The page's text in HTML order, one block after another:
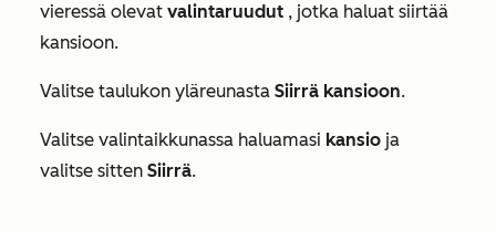
vieressä olevat valintaruudut , jotka haluat siirtää
kansioon.
Valitse taulukon yläreunasta Siirrä kansioon.
Valitse valintaikkunassa haluamasi kansio ja
valitse sitten Siirrä.